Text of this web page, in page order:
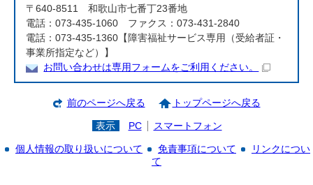
〒640-8511 和歌山市七番丁23番地
電話：073-435-1060 ファクス：073-431-2840
電話：073-435-1360【障害福祉サービス専用（受給者証・
事業所指定など）】
お問い合わせは専用フォームをご利用ください。
前のページへ戻る トップページへ戻る
表示 PC スマートフォン
個人情報の取り扱いについて 免責事項について
リンクについ
て